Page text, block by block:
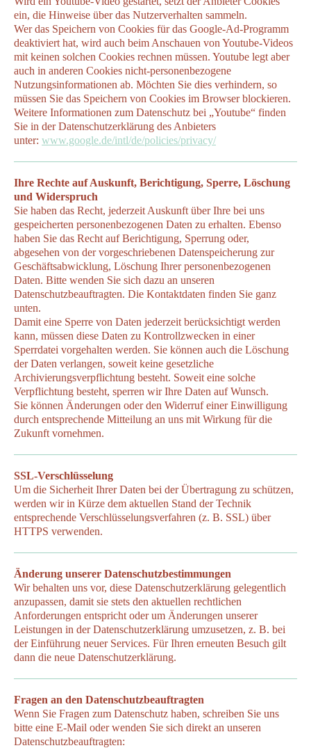
ein, die Hinweise über das Nutzerverhalten sammeln.
Wer das Speichern von Cookies für das Google-Ad-Programm
deaktiviert hat, wird auch beim Anschauen von Youtube-Videos
mit keinen solchen Cookies rechnen müssen. Youtube legt aber
auch in anderen Cookies nicht-personenbezogene
Nutzungsinformationen ab. Möchten Sie dies verhindern, so
müssen Sie das Speichern von Cookies im Browser blockieren.
Weitere Informationen zum Datenschutz bei „Youtube“ finden
Sie in der Datenschutzerklärung des Anbieters
unter: www.google.de/intl/de/policies/privacy/
Ihre Rechte auf Auskunft, Berichtigung, Sperre, Löschung
und Widerspruch
Sie haben das Recht, jederzeit Auskunft über Ihre bei uns
gespeicherten personenbezogenen Daten zu erhalten. Ebenso
haben Sie das Recht auf Berichtigung, Sperrung oder,
abgesehen von der vorgeschriebenen Datenspeicherung zur
Geschäftsabwicklung, Löschung Ihrer personenbezogenen
Daten. Bitte wenden Sie sich dazu an unseren
Datenschutzbeauftragten. Die Kontaktdaten finden Sie ganz
unten.
Damit eine Sperre von Daten jederzeit berücksichtigt werden
kann, müssen diese Daten zu Kontrollzwecken in einer
Sperrdatei vorgehalten werden. Sie können auch die Löschung
der Daten verlangen, soweit keine gesetzliche
Archivierungsverpflichtung besteht. Soweit eine solche
Verpflichtung besteht, sperren wir Ihre Daten auf Wunsch.
Sie können Änderungen oder den Widerruf einer Einwilligung
durch entsprechende Mitteilung an uns mit Wirkung für die
Zukunft vornehmen.
SSL-Verschlüsselung
Um die Sicherheit Ihrer Daten bei der Übertragung zu schützen,
werden wir in Kürze dem aktuellen Stand der Technik
entsprechende Verschlüsselungsverfahren (z. B. SSL) über
HTTPS verwenden.
Änderung unserer Datenschutzbestimmungen
Wir behalten uns vor, diese Datenschutzerklärung gelegentlich
anzupassen, damit sie stets den aktuellen rechtlichen
Anforderungen entspricht oder um Änderungen unserer
Leistungen in der Datenschutzerklärung umzusetzen, z. B. bei
der Einführung neuer Services. Für Ihren erneuten Besuch gilt
dann die neue Datenschutzerklärung.
Fragen an den Datenschutzbeauftragten
Wenn Sie Fragen zum Datenschutz haben, schreiben Sie uns
bitte eine E-Mail oder wenden Sie sich direkt an unseren
Datenschutzbeauftragten: